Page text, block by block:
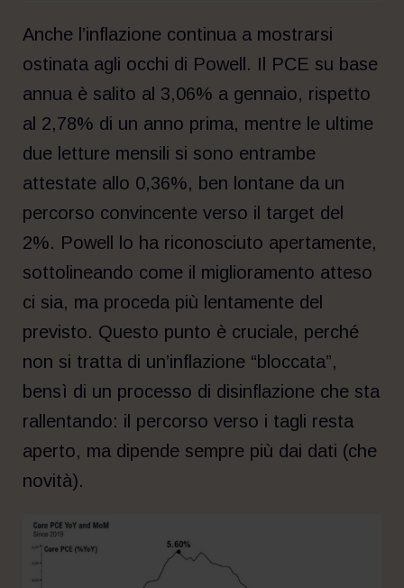
Anche l’inflazione continua a mostrarsi
ostinata agli occhi di Powell. Il PCE su base
annua è salito al 3,06% a gennaio, rispetto
al 2,78% di un anno prima, mentre le ultime
due letture mensili si sono entrambe
attestate allo 0,36%, ben lontane da un
percorso convincente verso il target del
2%. Powell lo ha riconosciuto apertamente,
sottolineando come il miglioramento atteso
ci sia, ma proceda più lentamente del
previsto. Questo punto è cruciale, perché
non si tratta di un’inflazione “bloccata”,
bensì di un processo di disinflazione che sta
rallentando: il percorso verso i tagli resta
aperto, ma dipende sempre più dai dati (che
novità).